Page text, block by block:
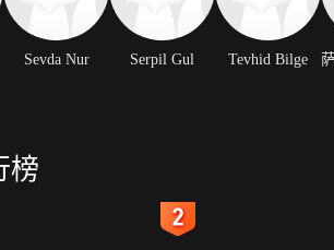
Sevda Nur Serpil Gul Tevhid Bilge
榜